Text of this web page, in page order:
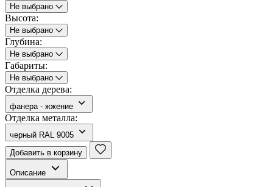
Не выбрано
Высота:
Не выбрано
Глубина:
Не выбрано
Габариты:
Не выбрано
Отделка дерева:
фанера - жжение
Отделка металла:
черный RAL 9005
Добавить в корзину
Описание